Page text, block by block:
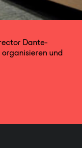
Dante-
und